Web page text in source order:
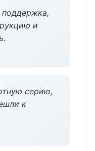
и
серию,
к